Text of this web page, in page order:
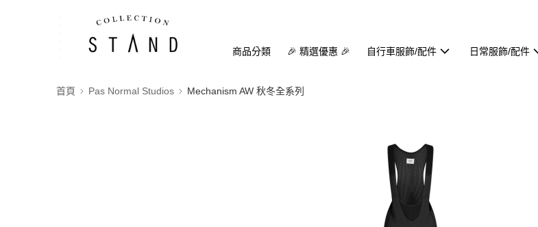
商品分類 🎉 精選優惠 🎉 自行車服飾/配件 日常服飾/配件
首頁 Pas Normal Studios Mechanism AW 秋冬全系列